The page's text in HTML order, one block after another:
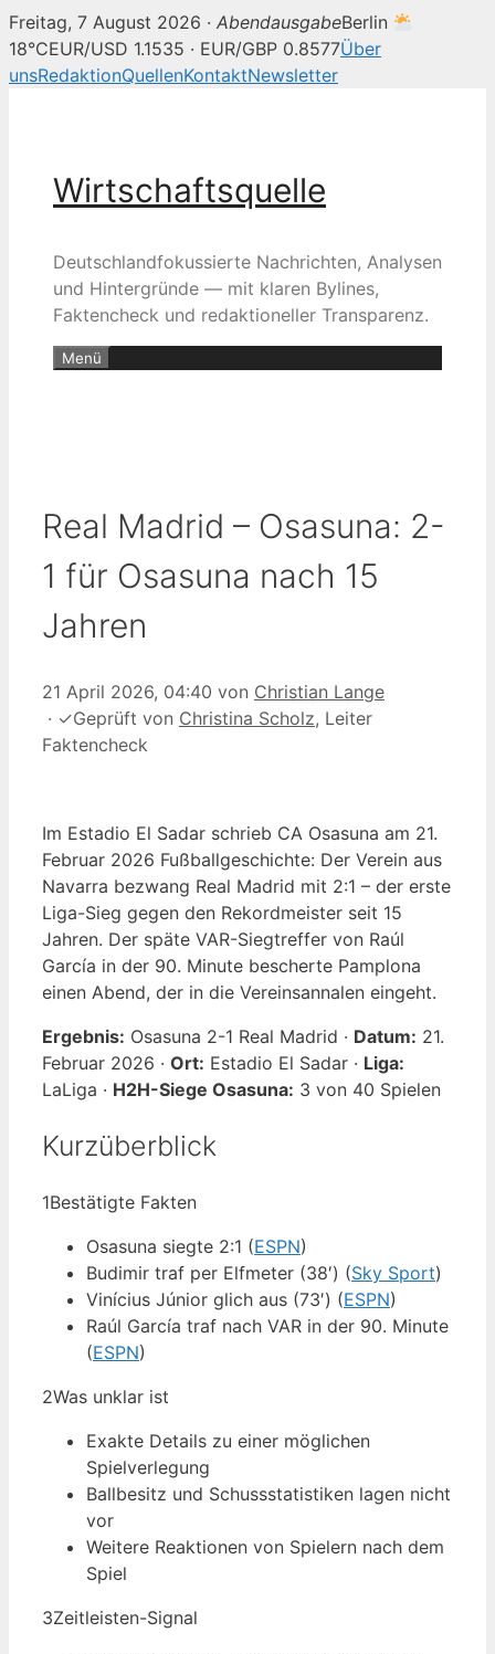
Freitag, 7 August 2026 · AbendausgabeBerlin
18°CEUR/USD 1.1535 · EUR/GBP 0.8577Über
unsRedaktionQuellenKontaktNewsletter
Wirtschaftsquelle
Deutschlandfokussierte Nachrichten, Analysen
und Hintergründe — mit klaren Bylines,
Faktencheck und redaktioneller Transparenz.
Menü
Real Madrid – Osasuna: 2-
1 für Osasuna nach 15
Jahren
21 April 2026, 04:40 von Christian Lange
· ✓Geprüft von Christina Scholz, Leiter
Faktencheck
Im Estadio El Sadar schrieb CA Osasuna am 21.
Februar 2026 Fußballgeschichte: Der Verein aus
Navarra bezwang Real Madrid mit 2:1 – der erste
Liga-Sieg gegen den Rekordmeister seit 15
Jahren. Der späte VAR-Siegtreffer von Raúl
García in der 90. Minute bescherte Pamplona
einen Abend, der in die Vereinsannalen eingeht.
Ergebnis: Osasuna 2-1 Real Madrid · Datum: 21.
Februar 2026 · Ort: Estadio El Sadar · Liga:
LaLiga · H2H-Siege Osasuna: 3 von 40 Spielen
Kurzüberblick
1Bestätigte Fakten
Osasuna siegte 2:1 (ESPN)
Budimir traf per Elfmeter (38′) (Sky Sport)
Vinícius Júnior glich aus (73′) (ESPN)
Raúl García traf nach VAR in der 90. Minute
(ESPN)
2Was unklar ist
Exakte Details zu einer möglichen
Spielverlegung
Ballbesitz und Schussstatistiken lagen nicht
vor
Weitere Reaktionen von Spielern nach dem
Spiel
3Zeitleisten-Signal